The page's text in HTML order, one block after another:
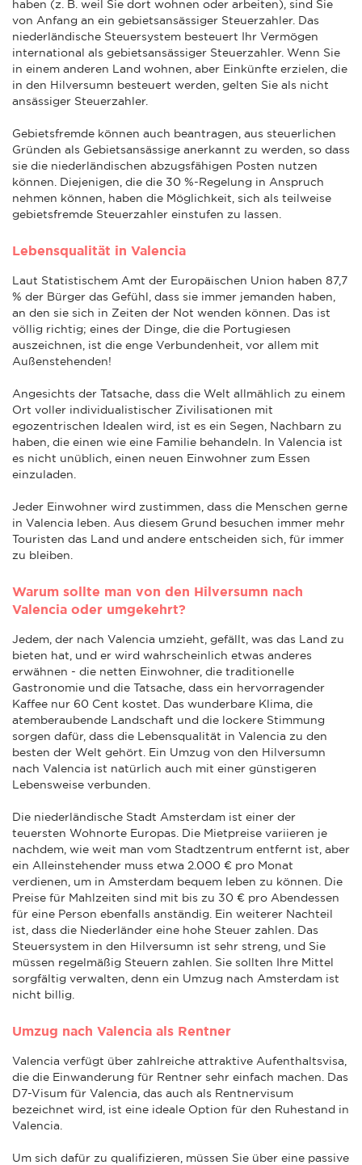
haben (z. B. weil Sie dort wohnen oder arbeiten), sind Sie
von Anfang an ein gebietsansässiger Steuerzahler. Das
niederländische Steuersystem besteuert Ihr Vermögen
international als gebietsansässiger Steuerzahler. Wenn Sie
in einem anderen Land wohnen, aber Einkünfte erzielen, die
in den Hilversumn besteuert werden, gelten Sie als nicht
ansässiger Steuerzahler.
Gebietsfremde können auch beantragen, aus steuerlichen
Gründen als Gebietsansässige anerkannt zu werden, so dass
sie die niederländischen abzugsfähigen Posten nutzen
können. Diejenigen, die die 30 %-Regelung in Anspruch
nehmen können, haben die Möglichkeit, sich als teilweise
gebietsfremde Steuerzahler einstufen zu lassen.
Lebensqualität in Valencia
Laut Statistischem Amt der Europäischen Union haben 87,7
% der Bürger das Gefühl, dass sie immer jemanden haben,
an den sie sich in Zeiten der Not wenden können. Das ist
völlig richtig; eines der Dinge, die die Portugiesen
auszeichnen, ist die enge Verbundenheit, vor allem mit
Außenstehenden!
Angesichts der Tatsache, dass die Welt allmählich zu einem
Ort voller individualistischer Zivilisationen mit
egozentrischen Idealen wird, ist es ein Segen, Nachbarn zu
haben, die einen wie eine Familie behandeln. In Valencia ist
es nicht unüblich, einen neuen Einwohner zum Essen
einzuladen.
Jeder Einwohner wird zustimmen, dass die Menschen gerne
in Valencia leben. Aus diesem Grund besuchen immer mehr
Touristen das Land und andere entscheiden sich, für immer
zu bleiben.
Warum sollte man von den Hilversumn nach
Valencia oder umgekehrt?
Jedem, der nach Valencia umzieht, gefällt, was das Land zu
bieten hat, und er wird wahrscheinlich etwas anderes
erwähnen - die netten Einwohner, die traditionelle
Gastronomie und die Tatsache, dass ein hervorragender
Kaffee nur 60 Cent kostet. Das wunderbare Klima, die
atemberaubende Landschaft und die lockere Stimmung
sorgen dafür, dass die Lebensqualität in Valencia zu den
besten der Welt gehört. Ein Umzug von den Hilversumn
nach Valencia ist natürlich auch mit einer günstigeren
Lebensweise verbunden.
Die niederländische Stadt Amsterdam ist einer der
teuersten Wohnorte Europas. Die Mietpreise variieren je
nachdem, wie weit man vom Stadtzentrum entfernt ist, aber
ein Alleinstehender muss etwa 2.000 € pro Monat
verdienen, um in Amsterdam bequem leben zu können. Die
Preise für Mahlzeiten sind mit bis zu 30 € pro Abendessen
für eine Person ebenfalls anständig. Ein weiterer Nachteil
ist, dass die Niederländer eine hohe Steuer zahlen. Das
Steuersystem in den Hilversumn ist sehr streng, und Sie
müssen regelmäßig Steuern zahlen. Sie sollten Ihre Mittel
sorgfältig verwalten, denn ein Umzug nach Amsterdam ist
nicht billig.
Umzug nach Valencia als Rentner
Valencia verfügt über zahlreiche attraktive Aufenthaltsvisa,
die die Einwanderung für Rentner sehr einfach machen. Das
D7-Visum für Valencia, das auch als Rentnervisum
bezeichnet wird, ist eine ideale Option für den Ruhestand in
Valencia.
Um sich dafür zu qualifizieren, müssen Sie über eine passive